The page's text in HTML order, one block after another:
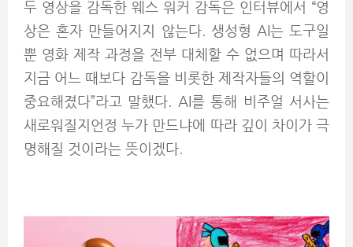
두 영상을 감독한 웨스 워커 감독은 인터뷰에서 “영
상은 혼자 만들어지지 않는다. 생성형 AI는 도구일
뿐 영화 제작 과정을 전부 대체할 수 없으며 따라서
지금 어느 때보다 감독을 비롯한 제작자들의 역할이
중요해졌다”라고 말했다. AI를 통해 비주얼 서사는
새로워질지언정 누가 만드냐에 따라 깊이 차이가 극
명해질 것이라는 뜻이겠다.